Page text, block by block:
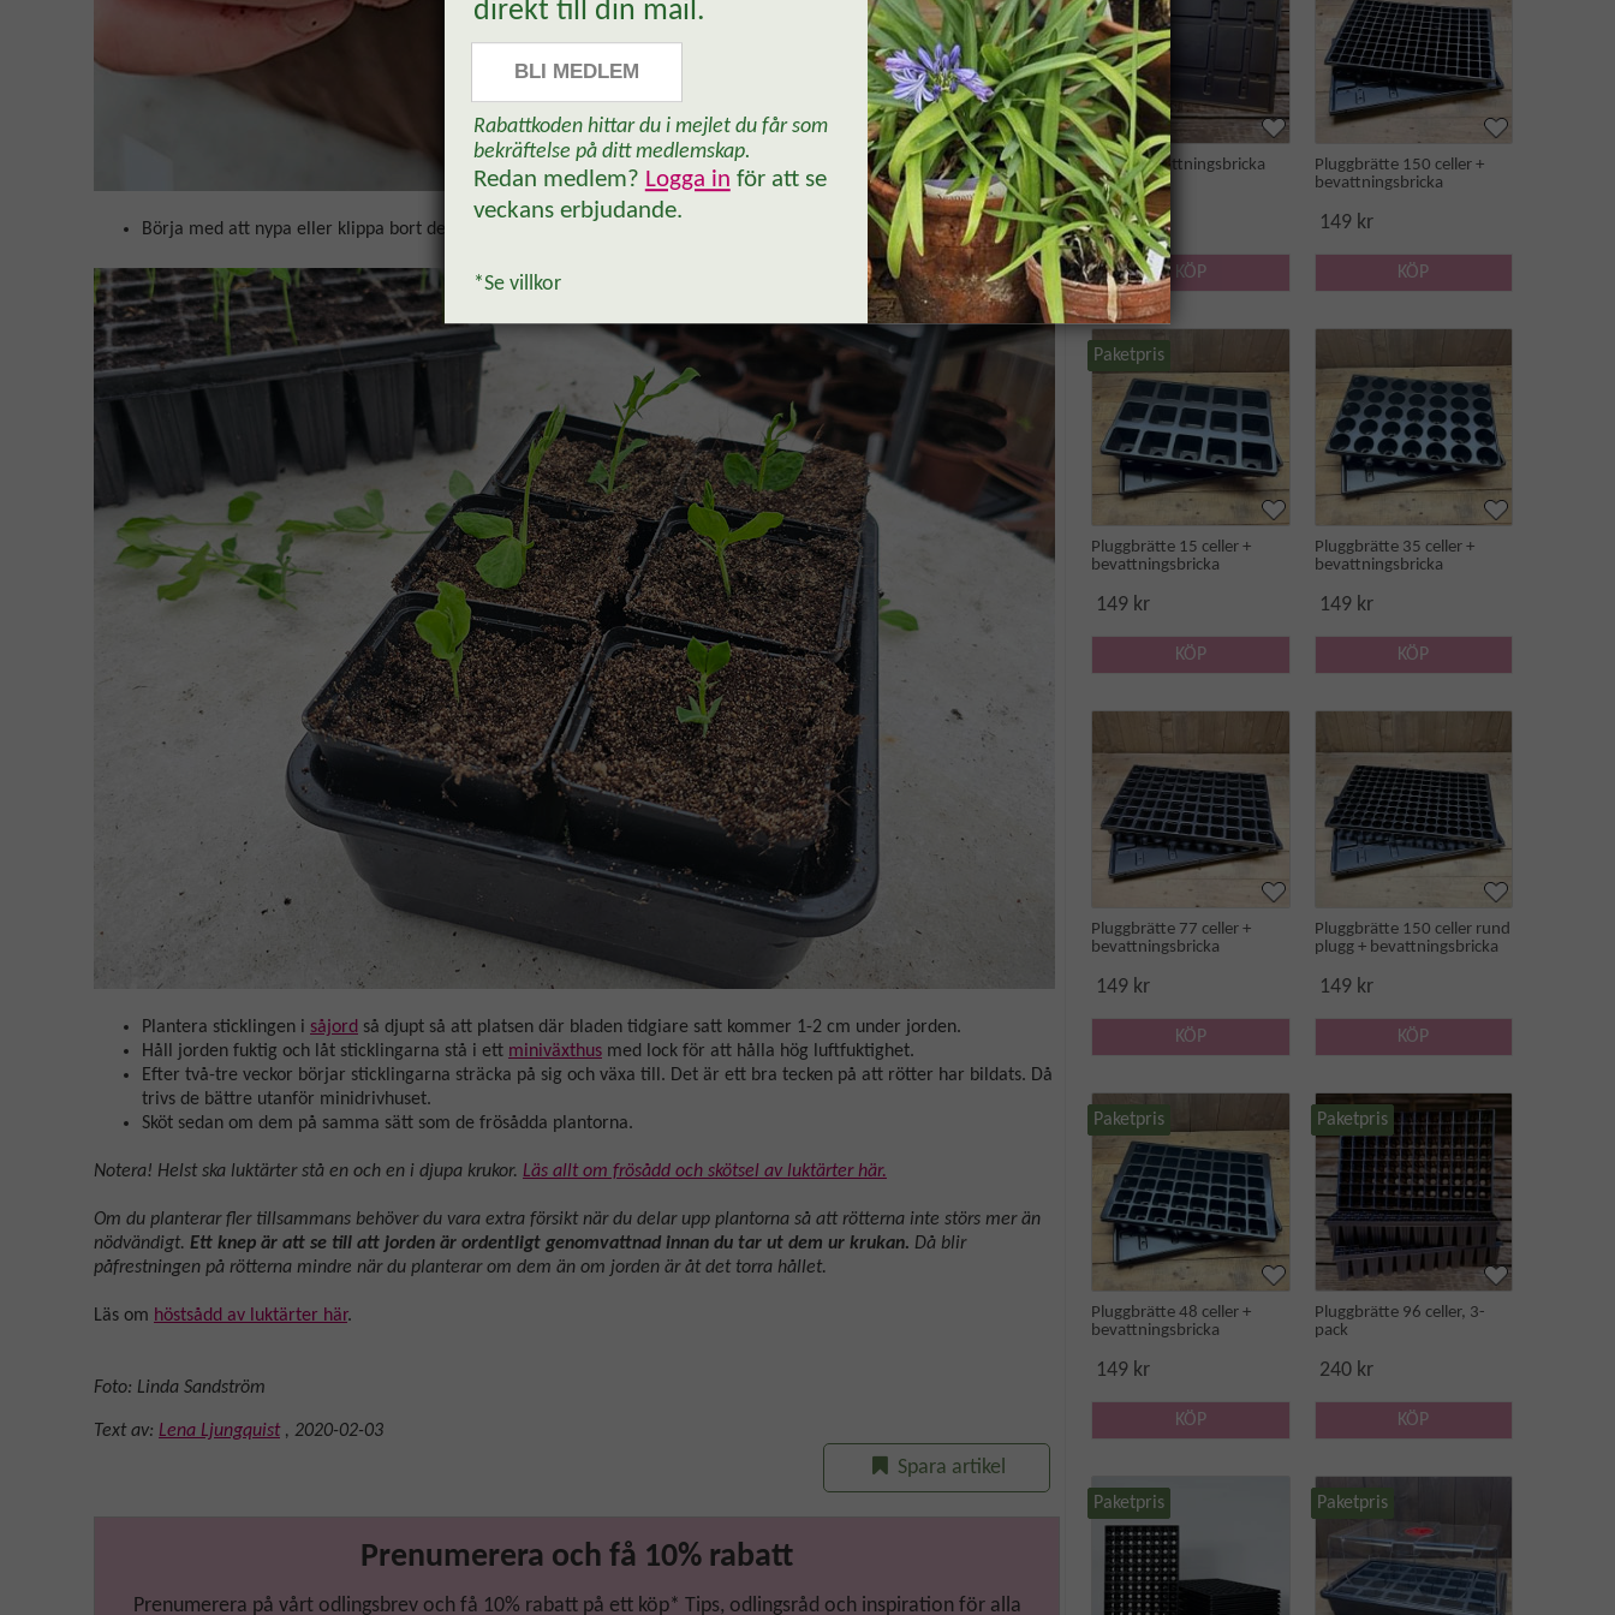
Börja med att nypa eller klippa bort de nedre bladen någon millimeter från stjälken
Plantera sticklingen i såjord så djupt så att platsen där bladen tidgiare satt kommer 1-2 cm under jorden.
Håll jorden fuktig och låt sticklingarna stå i ett miniväxthus med lock för att hålla hög luftfuktighet.
Efter två-tre veckor börjar sticklingarna sträcka på sig och växa till. Det är ett bra tecken på att rötter har bildats. Då
trivs de bättre utanför minidrivhuset.
Sköt sedan om dem på samma sätt som de frösådda plantorna.
Notera! Helst ska luktärter stå en och en i djupa krukor. Läs allt om frösådd och skötsel av luktärter här.
Om du planterar fler tillsammans behöver du vara extra försikt när du delar upp plantorna så att rötterna inte störs mer än
nödvändigt. Ett knep är att se till att jorden är ordentligt genomvattnad innan du tar ut dem ur krukan. Då blir
påfrestningen på rötterna mindre när du planterar om dem än om jorden är åt det torra hållet.
Läs om höstsådd av luktärter här.
Foto: Linda Sandström
Text av: Lena Ljungquist , 2020-02-03
Spara artikel
Prenumerera och få 10% rabatt
Prenumerera på vårt odlingsbrev och få 10% rabatt på ett köp* Tips, odlingsråd och inspiration för alla
Underbevattningsbricka
69 kr
KÖP
Pluggbrätte 150 celler +
bevattningsbricka
149 kr
KÖP
Paketpris
Pluggbrätte 15 celler +
bevattningsbricka
149 kr
KÖP
Pluggbrätte 35 celler +
bevattningsbricka
149 kr
KÖP
Pluggbrätte 77 celler +
bevattningsbricka
149 kr
KÖP
Pluggbrätte 150 celler rund
plugg + bevattningsbricka
149 kr
KÖP
Paketpris
Pluggbrätte 48 celler +
bevattningsbricka
149 kr
KÖP
Paketpris
Pluggbrätte 96 celler, 3-
pack
240 kr
KÖP
Paketpris Paketpris
Ja, tack!
direkt till din mail.
BLI MEDLEM
Rabattkoden hittar du i mejlet du får som
bekräftelse på ditt medlemskap.
Redan medlem? Logga in för att se
veckans erbjudande.
*Se villkor